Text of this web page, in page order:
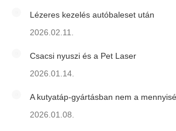
Lézeres kezelés autóbaleset után
2026.02.11.
Csacsi nyuszi és a Pet Laser
2026.01.14.
A kutyatáp-gyártásban nem a
2026.01.08.